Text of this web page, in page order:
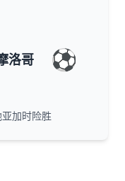
洛哥 ⚽
加时险胜